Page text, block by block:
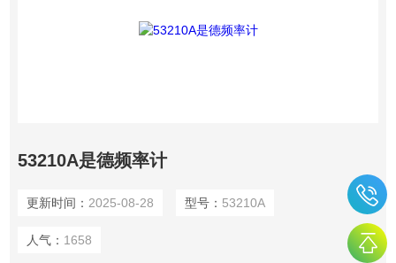
53210A是德频率计
更新时间： 2025-08-28 型号： 53210A
人气： 1658